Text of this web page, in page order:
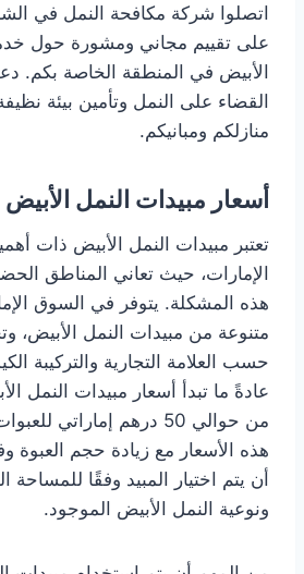
اتصلوا شركة مكافحة النمل في
على تقييم مجاني ومشورة حول
الأبيض في المنطقة الخاصة بكم.
القضاء على النمل وتأمين بيئة
منازلكم ومبانيكم.
أسعار مبيدات النمل الأبيض
تعتبر مبيدات النمل الأبيض ذات
الإمارات، حيث تعاني المناطق
هذه المشكلة. يتوفر في السوق
متنوعة من مبيدات النمل الأبيض،
حسب العلامة التجارية والتركيبة
عادةً ما تبدأ أسعار مبيدات النمل
من حوالي 50 درهم إماراتي
هذه الأسعار مع زيادة حجم العبوة
أن يتم اختيار المبيد وفقًا للمساحة
ونوعية النمل الأبيض الموجود.